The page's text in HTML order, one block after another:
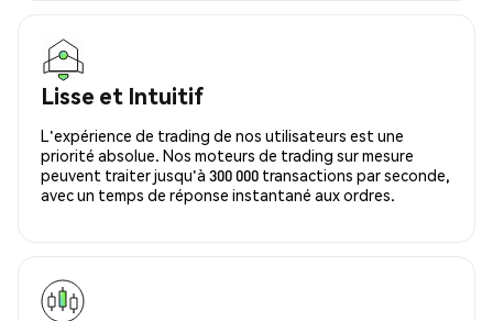
Lisse et Intuitif
L'expérience de trading de nos utilisateurs est une
priorité absolue. Nos moteurs de trading sur mesure
peuvent traiter jusqu'à 300 000 transactions par seconde,
avec un temps de réponse instantané aux ordres.